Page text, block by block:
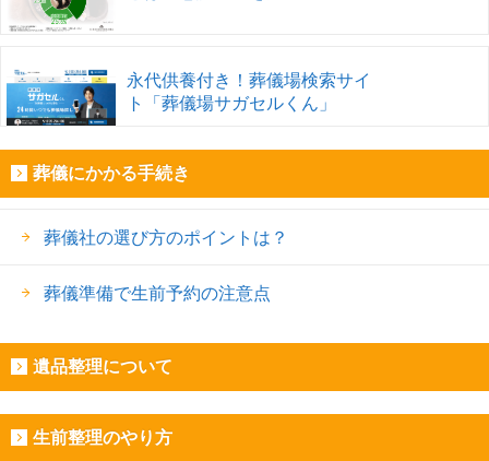
永代供養付き！葬儀場検索サイ
ト「葬儀場サガセルくん」
葬儀にかかる手続き
葬儀社の選び方のポイントは？
葬儀準備で生前予約の注意点
遺品整理について
生前整理のやり方